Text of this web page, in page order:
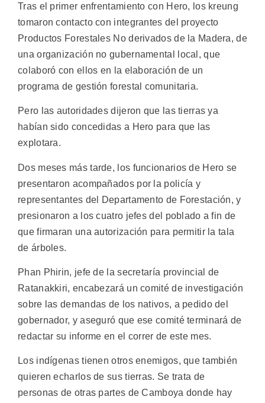
Tras el primer enfrentamiento con Hero, los kreung
tomaron contacto con integrantes del proyecto
Productos Forestales No derivados de la Madera, de
una organización no gubernamental local, que
colaboró con ellos en la elaboración de un
programa de gestión forestal comunitaria.
Pero las autoridades dijeron que las tierras ya
habían sido concedidas a Hero para que las
explotara.
Dos meses más tarde, los funcionarios de Hero se
presentaron acompañados por la policía y
representantes del Departamento de Forestación, y
presionaron a los cuatro jefes del poblado a fin de
que firmaran una autorización para permitir la tala
de árboles.
Phan Phirin, jefe de la secretaría provincial de
Ratanakkiri, encabezará un comité de investigación
sobre las demandas de los nativos, a pedido del
gobernador, y aseguró que ese comité terminará de
redactar su informe en el correr de este mes.
Los indígenas tienen otros enemigos, que también
quieren echarlos de sus tierras. Se trata de
personas de otras partes de Camboya donde hay